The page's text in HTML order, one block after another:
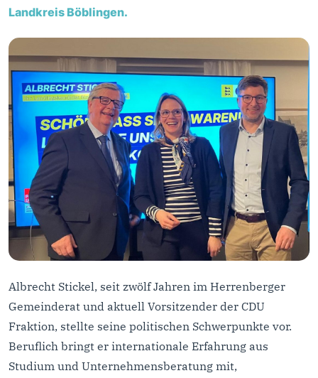
Landkreis Böblingen.
Albrecht Stickel, seit zwölf Jahren im Herrenberger
Gemeinderat und aktuell Vorsitzender der CDU
Fraktion, stellte seine politischen Schwerpunkte vor.
Beruflich bringt er internationale Erfahrung aus
Studium und Unternehmensberatung mit,